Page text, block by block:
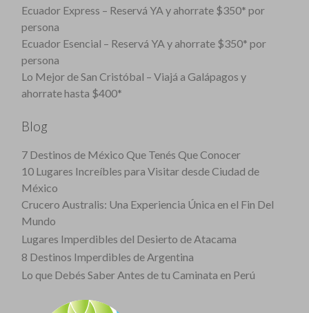
Ecuador Express – Reservá YA y ahorrate $350* por
persona
Ecuador Esencial – Reservá YA y ahorrate $350* por
persona
Lo Mejor de San Cristóbal – Viajá a Galápagos y
ahorrate hasta $400*
Blog
7 Destinos de México Que Tenés Que Conocer
10 Lugares Increíbles para Visitar desde Ciudad de
México
Crucero Australis: Una Experiencia Única en el Fin Del
Mundo
Lugares Imperdibles del Desierto de Atacama
8 Destinos Imperdibles de Argentina
Lo que Debés Saber Antes de tu Caminata en Perú